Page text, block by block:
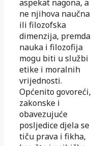
aspekat nagona, a
ne njihova naučna
ili filozofska
dimenzija, premda
nauka i filozofija
mogu biti u službi
etike i moralnih
vrijednosti.
Općenito govoreći,
zakonske i
obavezujuće
posljedice djela se
tiču prava i fikha,